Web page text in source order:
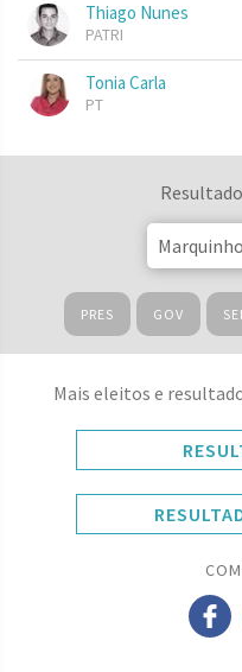
Thiago Nunes
PATRI
Tonia Carla
PT
PRES GOV
Mais eleitos e